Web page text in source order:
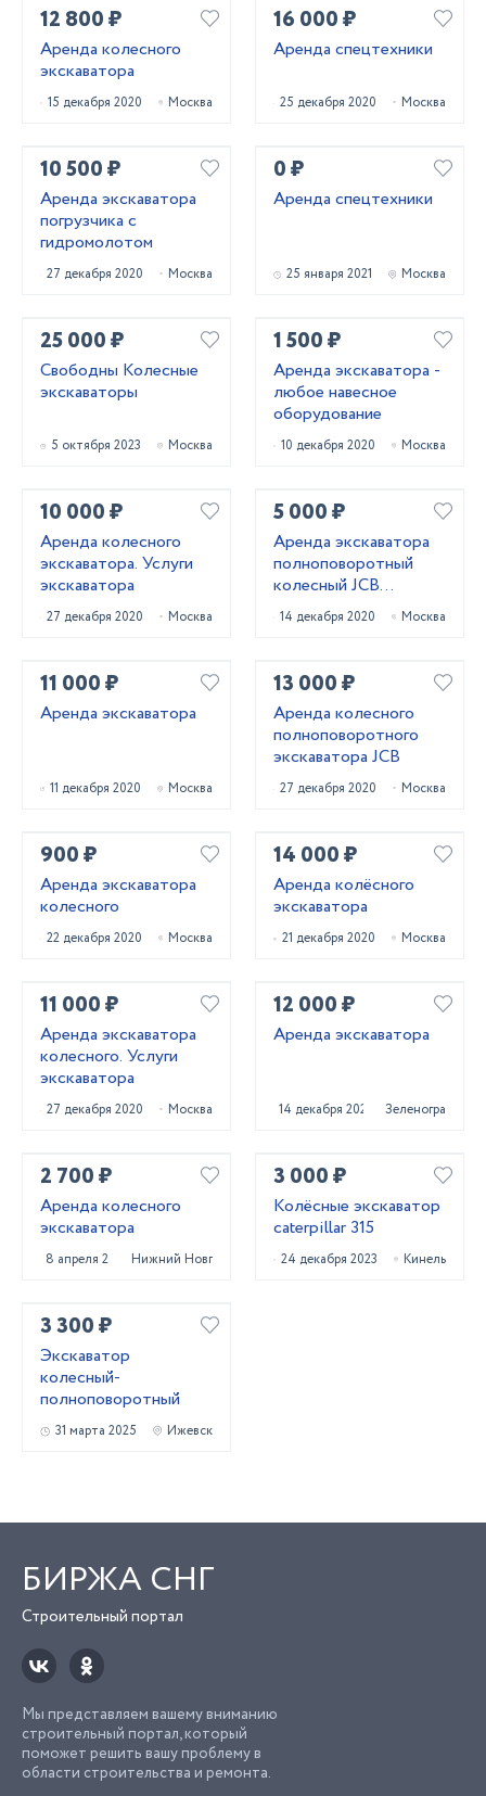
12 800 ₽
Аренда колесного
экскаватора
15 декабря 2020 Москва
16 000 ₽
Аренда спецтехники
25 декабря 2020 Москва
10 500 ₽
Аренда экскаватора
погрузчика с
гидромолотом
27 декабря 2020 Москва
0 ₽
Аренда спецтехники
25 января 2021 Москва
25 000 ₽
Свободны Колесные
экскаваторы
5 октября 2023 Москва
1 500 ₽
Аренда экскаватора -
любое навесное
оборудование
10 декабря 2020 Москва
10 000 ₽
Аренда колесного
экскаватора. Услуги
экскаватора
27 декабря 2020 Москва
5 000 ₽
Аренда экскаватора
полноповоротный
колесный JCB
HYUNDAI
14 декабря 2020 Москва
11 000 ₽
Аренда экскаватора
11 декабря 2020 Москва
13 000 ₽
Аренда колесного
полноповоротного
экскаватора JCB
27 декабря 2020 Москва
900 ₽
Аренда экскаватора
колесного
22 декабря 2020 Москва
14 000 ₽
Аренда колёсного
экскаватора
21 декабря 2020 Москва
11 000 ₽
Аренда экскаватора
колесного. Услуги
экскаватора
27 декабря 2020 Москва
12 000 ₽
Аренда экскаватора
14 декабря 2020 Зеленоград
2 700 ₽
Аренда колесного
экскаватора
8 апреля 2025 Нижний Новгород
3 000 ₽
Колёсные экскаватор
caterpillar 315
24 декабря 2023 Кинель
3 300 ₽
Экскаватор
колесный-
полноповоротный
31 марта 2025 Ижевск
БИРЖА СНГ
Строительный портал
Мы представляем вашему вниманию
строительный портал, который
поможет решить вашу проблему в
области строительства и ремонта.